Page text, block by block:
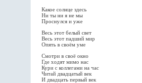
Какое солнце здесь
Ни ты ни я не мы
Проснулся и уже
Весь этот белый свет
Весь этот падший мир
Опять в своём уме
Смотри в своё окно
Где ходят мимо нас
Кури с коллегами на час
Читай двадцатый век
И двадцать первый век